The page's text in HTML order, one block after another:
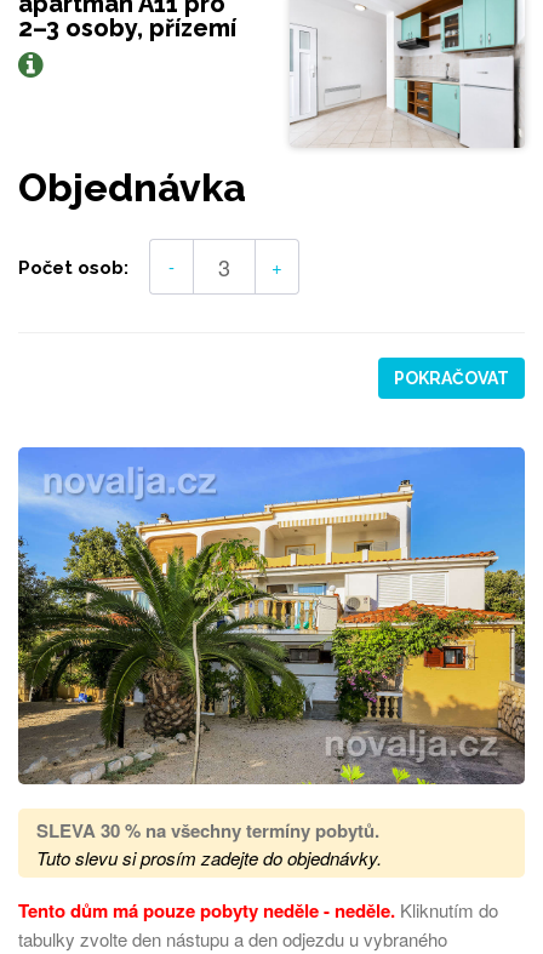
2–3 osoby, přízemí
Objednávka
Počet osob: - +
POKRAČOVAT
SLEVA 30 % na všechny termíny pobytů.
Tuto slevu si prosím zadejte do objednávky.
Tento dům má pouze pobyty neděle - neděle. Kliknutím do
tabulky zvolte den nástupu a den odjezdu u vybraného